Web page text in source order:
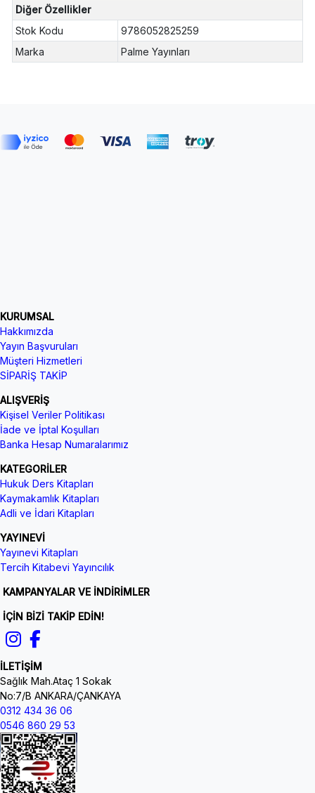
Diğer Özellikler
Stok Kodu
9786052825259
Marka
Palme Yayınları
KURUMSAL
Hakkımızda
Yayın Başvuruları
Müşteri Hizmetleri
SİPARİŞ TAKİP
ALIŞVERİŞ
Kişisel Veriler Politikası
İade ve İptal Koşulları
Banka Hesap Numaralarımız
KATEGORİLER
Hukuk Ders Kitapları
Kaymakamlık Kitapları
Adli ve İdari Kitapları
YAYINEVİ
Yayınevi Kitapları
Tercih Kitabevi Yayıncılık
KAMPANYALAR VE İNDİRİMLER
İÇİN BİZİ TAKİP EDİN!
İLETİŞİM
Sağlık Mah.Ataç 1 Sokak
No:7/B ANKARA/ÇANKAYA
0312 434 36 06
0546 860 29 53